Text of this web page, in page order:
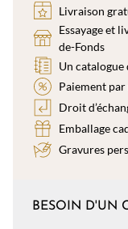
Livraison
Essayage et
de-Fonds
Un catalogue
Paiement
Droit
Emballage
Gravures
BESOIN D'UN